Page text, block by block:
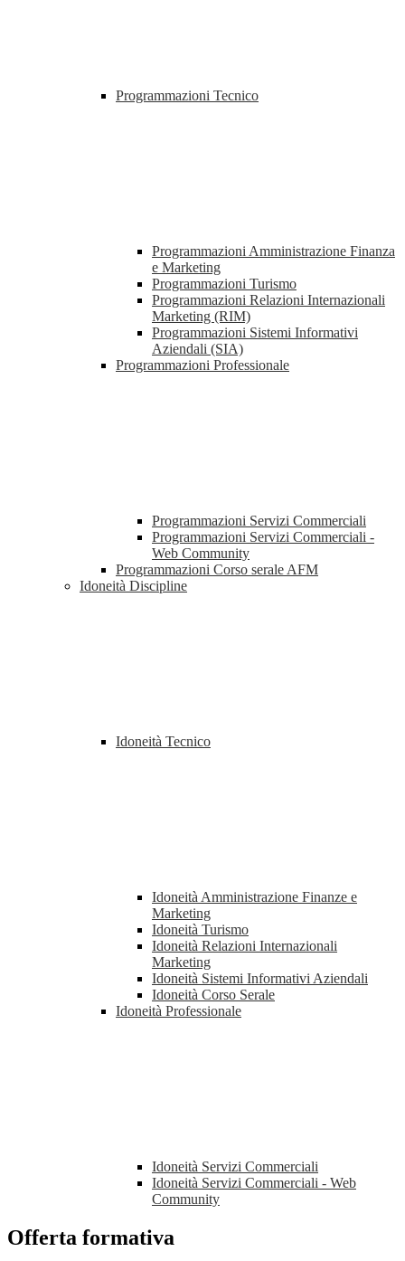
Programmazioni Tecnico
Programmazioni Amministrazione Finanza
e Marketing
Programmazioni Turismo
Programmazioni Relazioni Internazionali
Marketing (RIM)
Programmazioni Sistemi Informativi
Aziendali (SIA)
Programmazioni Professionale
Programmazioni Servizi Commerciali
Programmazioni Servizi Commerciali -
Web Community
Programmazioni Corso serale AFM
Idoneità Discipline
Idoneità Tecnico
Idoneità Amministrazione Finanze e
Marketing
Idoneità Turismo
Idoneità Relazioni Internazionali
Marketing
Idoneità Sistemi Informativi Aziendali
Idoneità Corso Serale
Idoneità Professionale
Idoneità Servizi Commerciali
Idoneità Servizi Commerciali - Web
Community
Offerta formativa